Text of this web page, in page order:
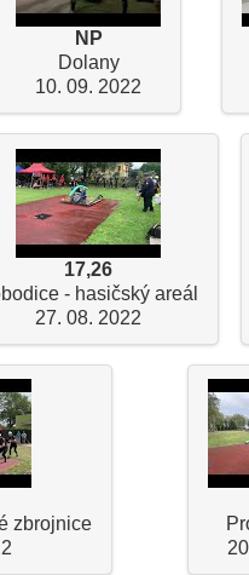
NP
Dolany
10. 09. 2022
17,26
- hasičský areál
27. 08. 2022
zbrojnice